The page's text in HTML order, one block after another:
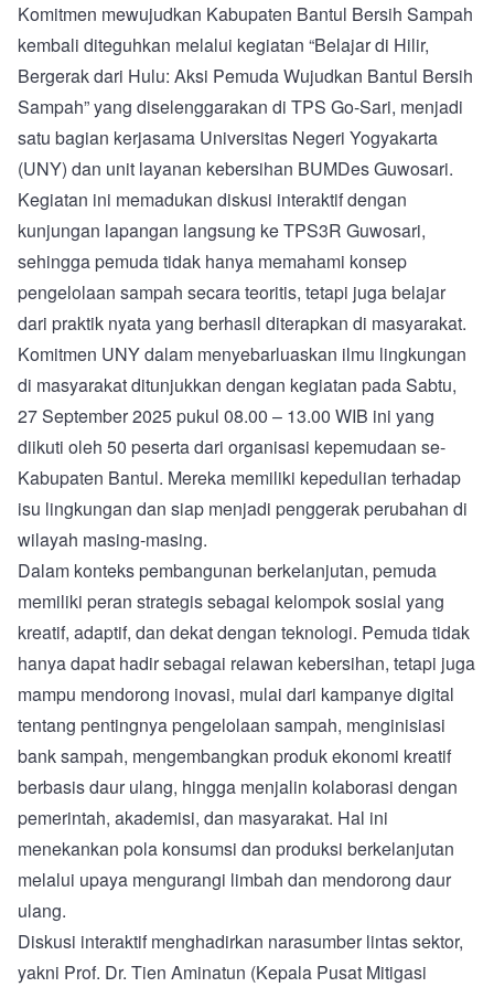
Komitmen mewujudkan Kabupaten Bantul Bersih Sampah
kembali diteguhkan melalui kegiatan “Belajar di Hilir,
Bergerak dari Hulu: Aksi Pemuda Wujudkan Bantul Bersih
Sampah” yang diselenggarakan di TPS Go-Sari, menjadi
satu bagian kerjasama Universitas Negeri Yogyakarta
(UNY) dan unit layanan kebersihan BUMDes Guwosari.
Kegiatan ini memadukan diskusi interaktif dengan
kunjungan lapangan langsung ke TPS3R Guwosari,
sehingga pemuda tidak hanya memahami konsep
pengelolaan sampah secara teoritis, tetapi juga belajar
dari praktik nyata yang berhasil diterapkan di masyarakat.
Komitmen UNY dalam menyebarluaskan ilmu lingkungan
di masyarakat ditunjukkan dengan kegiatan pada Sabtu,
27 September 2025 pukul 08.00 – 13.00 WIB ini yang
diikuti oleh 50 peserta dari organisasi kepemudaan se-
Kabupaten Bantul. Mereka memiliki kepedulian terhadap
isu lingkungan dan siap menjadi penggerak perubahan di
wilayah masing-masing.
Dalam konteks pembangunan berkelanjutan, pemuda
memiliki peran strategis sebagai kelompok sosial yang
kreatif, adaptif, dan dekat dengan teknologi. Pemuda tidak
hanya dapat hadir sebagai relawan kebersihan, tetapi juga
mampu mendorong inovasi, mulai dari kampanye digital
tentang pentingnya pengelolaan sampah, menginisiasi
bank sampah, mengembangkan produk ekonomi kreatif
berbasis daur ulang, hingga menjalin kolaborasi dengan
pemerintah, akademisi, dan masyarakat. Hal ini
menekankan pola konsumsi dan produksi berkelanjutan
melalui upaya mengurangi limbah dan mendorong daur
ulang.
Diskusi interaktif menghadirkan narasumber lintas sektor,
yakni Prof. Dr. Tien Aminatun (Kepala Pusat Mitigasi